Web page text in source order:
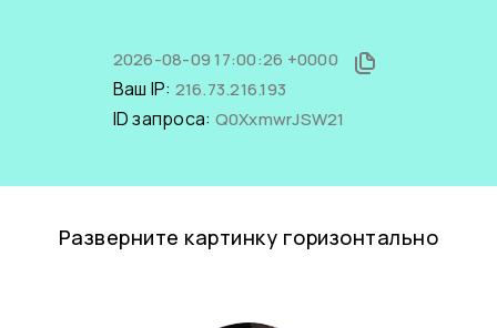
2026-08-09 17:00:26 +0000
Ваш IP: 216.73.216.193
ID запроса: Q0XxmwrJSW21
Разверните картинку горизонтально